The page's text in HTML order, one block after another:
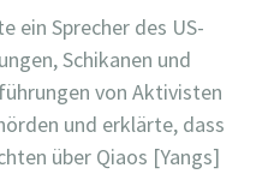
ein Sprecher des US-
Schikanen und
von Aktivisten
und erklärte, dass
über Qiaos [Yangs]